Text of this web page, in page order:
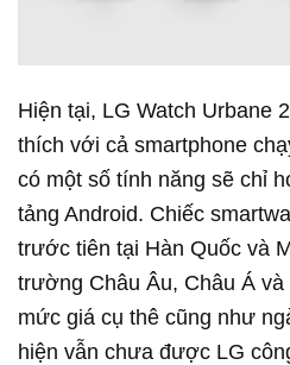
Hiện tại, LG Watch Urbane
thích với cả smartphone
có một số tính năng sẽ chỉ
tảng Android. Chiếc
trước tiên tại Hàn Quốc và
trường Châu Âu, Châu Á
mức giá cụ thê cũng như
hiện vẫn chưa được LG